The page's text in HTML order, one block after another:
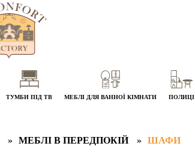
ТУМБИ ПІД ТВ МЕБЛІ ДЛЯ ВАННОЇ КІМНАТИ ПОЛИЦІ
МЕБЛІ В ПЕРЕДПОКІЙ ШАФИ